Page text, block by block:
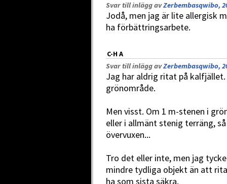
Svar till inlägg avZerbembasqwibo,
Jodå, men jag är lite allergisk
ha förbättringsarbete.
C-H A
Svar till inlägg avZerbembasqwibo,
Jag har aldrig ritat på
grönområde.
Men visst. Om 1 m-stenen i
eller i allmänt stenig terräng,
övervuxen...
Tro det eller inte, men jag
mindre tydliga objekt än att
ha som sista säkra.